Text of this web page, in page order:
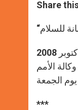
s
p
p
e
g
e
Share
الأمم
***